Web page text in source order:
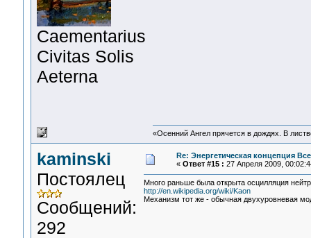
Сaementarius
Civitas Solis
Aeterna
«Осенний Ангел прячется в дождях. В
kaminski
Постоялец
Сообщений:
292
Re: Энергетическая концепция
« Ответ #15 : 27 Апреля 2009,
Много раньше была открыта осцилляция
http://en.wikipedia.org/wiki/Kaon
Механизм тот же - обычная двухуровневая